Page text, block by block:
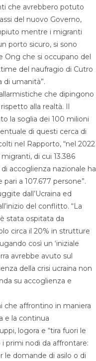
che avrebbero potuto
del nuovo Governo,
mentre i migranti
porto sicuro, si sono
Ong che si occupano del
del naufragio di Cutro
di umanità”.
che dipingono
alla realtà. Il
la soglia dei 100 milioni
di questi cerca di
nel Rapporto, “nel 2022
di cui 13.386
accoglienza nazionale ha
a 107.677 persone”.
dall’Ucraina ed
del conflitto. “La
stata ospitata da
circa il 20% in strutture
così un ‘iniziale
avrebbe avuto sul
della crisi ucraina non
su accoglienza e
che affrontino in maniera
e la continua
logora e “tira fuori le
primi nodi da affrontare:
le domande di asilo o di